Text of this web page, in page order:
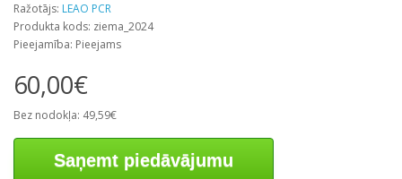
Ražotājs: LEAO PCR
Produkta kods: ziema_2024
Pieejamība: Pieejams
60,00€
Bez nodokļa: 49,59€
Saņemt piedāvājumu